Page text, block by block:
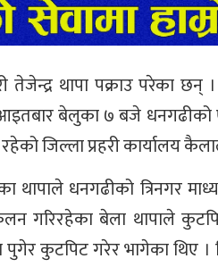
तेजेन्द्र थापा पक्राउ
बेलुका ७ बजे धनगढीको
जिल्ला प्रहरी कार्यालय
धनगढीको त्रिनगर
गरिरहेका बेला थापाले
पुगेर कुटपिट गरेर भागेका थिए